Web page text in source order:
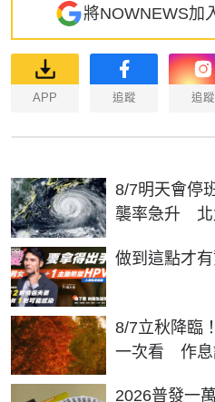
將NOWNEWS加
APP 追蹤 追蹤
8/7明天會停
襲率急升 北
做到這點才
PR
8/7立秋降臨
一次看 作息
2026普發一